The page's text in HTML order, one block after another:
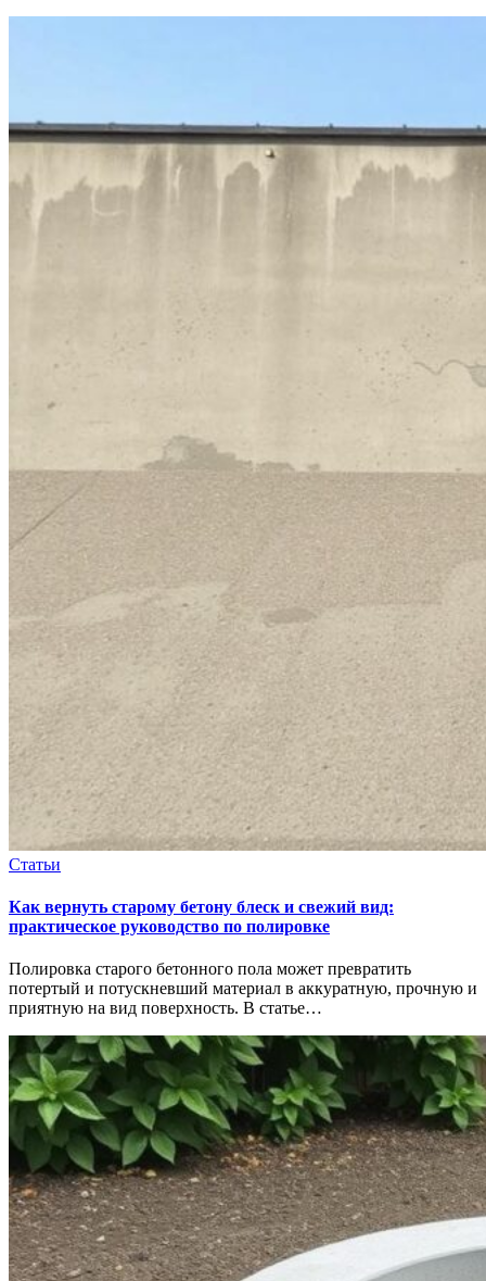
Статьи
Как вернуть старому бетону блеск и свежий вид:
практическое руководство по полировке
Полировка старого бетонного пола может превратить
потертый и потускневший материал в аккуратную, прочную и
приятную на вид поверхность. В статье…